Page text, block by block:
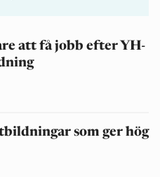
att få jobb efter YH-
som ger hög